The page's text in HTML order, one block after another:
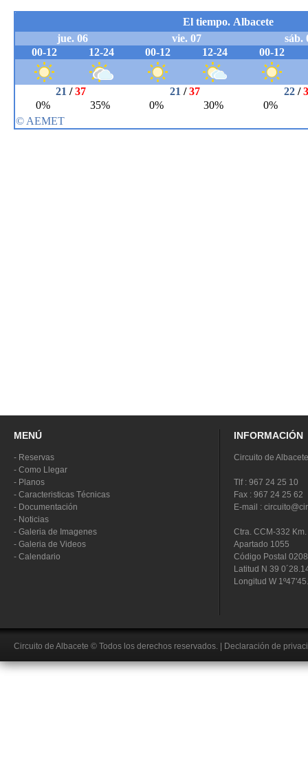
MENÚ
- Reservas
- Como Llegar
- Planos
- Caracteristicas Técnicas
- Documentación
- Noticias
- Galeria de Imagenes
- Galeria de Videos
- Calendario
INFORMACIÓN
Circuito de Albacete
Tlf : 967 24 25 10
Fax : 967 24 25 62
E-mail :
Ctra. CCM-332
Apartado 1055
Código Postal
Latitud N 39
Longitud W
Circuito de Albacete © Todos los derechos reservados. Declaración de